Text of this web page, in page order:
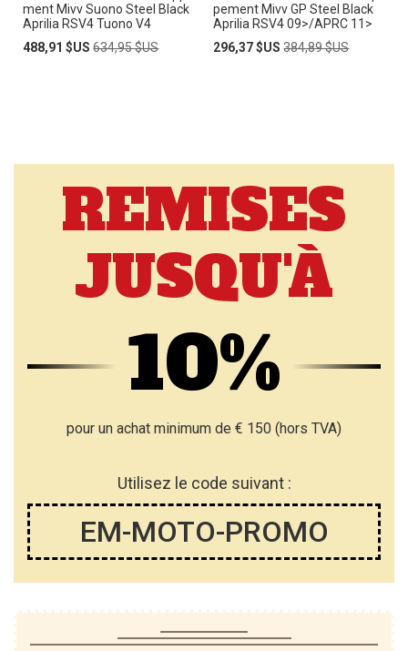
ment Mivv Suono Steel Black
Aprilia RSV4 Tuono V4
Prix
488,91 $US Prix
634,95 $US
pement Mivv GP Steel Black
Aprilia RSV4 09>/APRC 11>
Prix
296,37 $US Prix
384,89 $US
REMISES
JUSQU'À
10%
pour un achat minimum de € 150 (hors TVA)
Utilisez le code suivant :
EM-MOTO-PROMO